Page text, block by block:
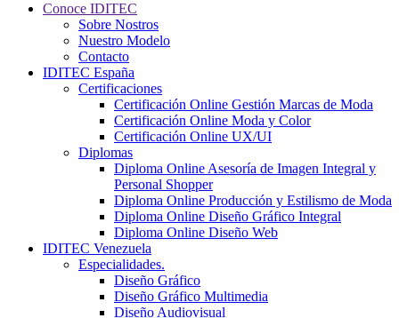
Conoce IDITEC
Sobre Nostros
Nuestro Modelo
Contacto
IDITEC España
Certificaciones
Certificación Online Gestión Marcas de Moda
Certificación Online Moda y Color
Certificación Online UX/UI
Diplomas
Diploma Online Asesoría de Imagen Integral y
Personal Shopper
Diploma Online Producción y Estilismo de Moda
Diploma Online Diseño Gráfico Integral
Diploma Online Diseño Web
IDITEC Venezuela
Especialidades.
Diseño Gráfico
Diseño Gráfico Multimedia
Diseño Audiovisual